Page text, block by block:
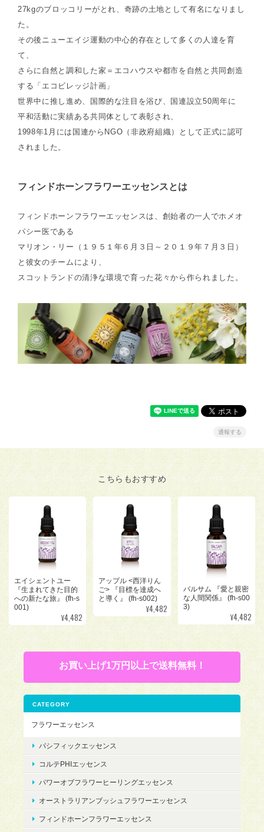
27kgのブロッコリーがとれ、奇跡の土地として有名になりまし
た。
その後ニューエイジ運動の中心的存在として多くの人達を育
て、
さらに自然と調和した家＝エコハウスや都市を自然と共同創造
する「エコビレッジ計画」
世界中に推し進め、国際的な注目を浴び、国連設立50周年に
平和活動に実績ある共同体として表彰され、
1998年1月には国連からNGO（非政府組織）として正式に認可
されました。
フィンドホーンフラワーエッセンスとは
フィンドホーンフラワーエッセンスは、創始者の一人でホメオ
パシー医である
マリオン・リー（１９５１年６月３日～２０１９年７月３日）
と彼女のチームにより、
スコットランドの清浄な環境で育った花々から作られました。
通報する
こちらもおすすめ
エイシェントユー
『生まれてきた目的
への新たな旅』 (fh-s
001)
¥4,482
アップル <西洋りん
ご> 『目標を達成へ
と導く』 (fh-s002)
¥4,482
バルサム 『愛と親密
な人間関係』 (fh-s00
3)
¥4,482
お買い上げ1万円以上で送料無料！
CATEGORY
フラワーエッセンス
パシフィックエッセンス
コルテPHIエッセンス
パワーオブフラワーヒーリングエッセンス
オーストラリアンブッシュフラワーエッセンス
フィンドホーンフラワーエッセンス